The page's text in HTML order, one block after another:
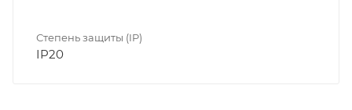
Степень защиты (IP)
IP20